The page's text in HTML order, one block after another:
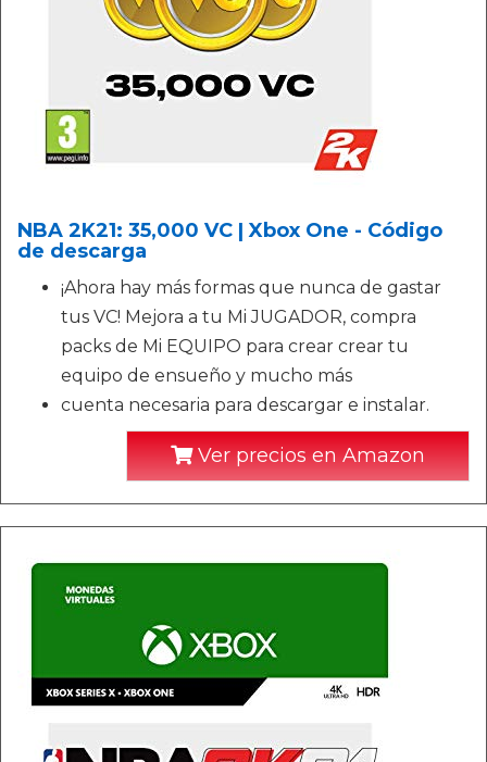
NBA 2K21: 35,000 VC | Xbox One - Código
de descarga
¡Ahora hay más formas que nunca de gastar
tus VC! Mejora a tu Mi JUGADOR, compra
packs de Mi EQUIPO para crear crear tu
equipo de ensueño y mucho más
cuenta necesaria para descargar e instalar.
Ver precios en Amazon